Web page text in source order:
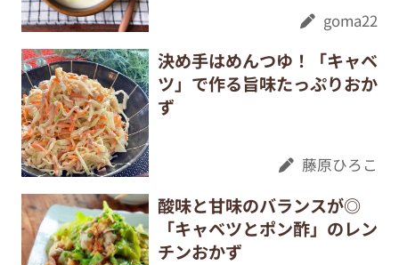
goma22
決め手はめんつゆ！「キャベ
ツ」で作る旨味たっぷりおか
ず
藤原ひろこ
酸味と甘味のバランスが◎
「キャベツとポン酢」のレン
チンおかず